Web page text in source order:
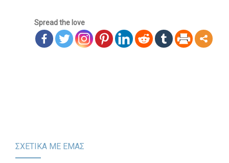
-- Οργάνωση Μελέτης
-- Παρέμβαση σε Ενήλικες
-- Ειδική Αγωγή
Spread the love
ΣΧΕΤΙΚΑ ΜΕ ΕΜΑΣ